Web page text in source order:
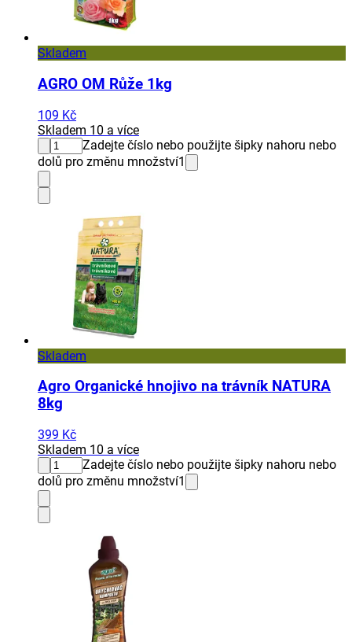
Skladem
AGRO OM Růže 1kg
109 Kč
Skladem 10 a více
Zadejte číslo nebo použijte šipky nahoru nebo
dolů pro změnu množství1
Skladem
Agro Organické hnojivo na trávník NATURA
8kg
399 Kč
Skladem 10 a více
Zadejte číslo nebo použijte šipky nahoru nebo
dolů pro změnu množství1